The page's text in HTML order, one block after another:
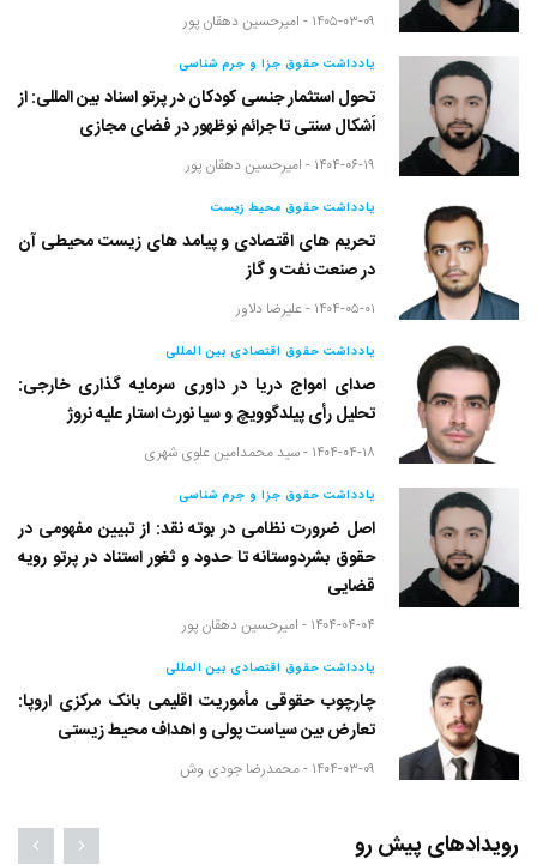
۱۴۰۵-۰۳-۰۹ - امیرحسین دهقان پور
یادداشت حقوق جزا و جرم شناسی
تحول استثمار جنسی کودکان در پرتو اسناد بین المللی: از
اَشکال سنتی تا جرائم نوظهور در فضای مجازی
۱۴۰۴-۰۶-۱۹ - امیرحسین دهقان پور
یادداشت حقوق محیط زیست
تحریم های اقتصادی و پیامد های زیست محیطی آن
در صنعت نفت و گاز
۱۴۰۴-۰۵-۰۱ - علیرضا دلاور
یادداشت حقوق اقتصادی بین المللی
صدای امواج دریا در داوری سرمایه گذاری خارجی:
تحلیل رأی پیلدگوویچ و سیا نورث استار علیه نروژ
۱۴۰۴-۰۴-۱۸ - سید محمدامین علوی شهری
یادداشت حقوق جزا و جرم شناسی
اصل ضرورت نظامی در بوته نقد: از تبیین مفهومی در
حقوق بشردوستانه تا حدود و ثغور استناد در پرتو رویه
قضایی
۱۴۰۴-۰۴-۰۴ - امیرحسین دهقان پور
یادداشت حقوق اقتصادی بین المللی
چارچوب حقوقی مأموریت اقلیمی بانک مرکزی اروپا:
تعارض بین سیاست پولی و اهداف محیط زیستی
۱۴۰۴-۰۳-۰۹ - محمدرضا جودی وش
رویدادهای پیش رو